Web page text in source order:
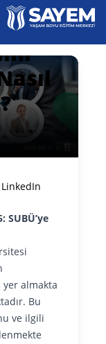
LinkedIn
SUBÜ’ye
almakta
Bu
ve ilgili